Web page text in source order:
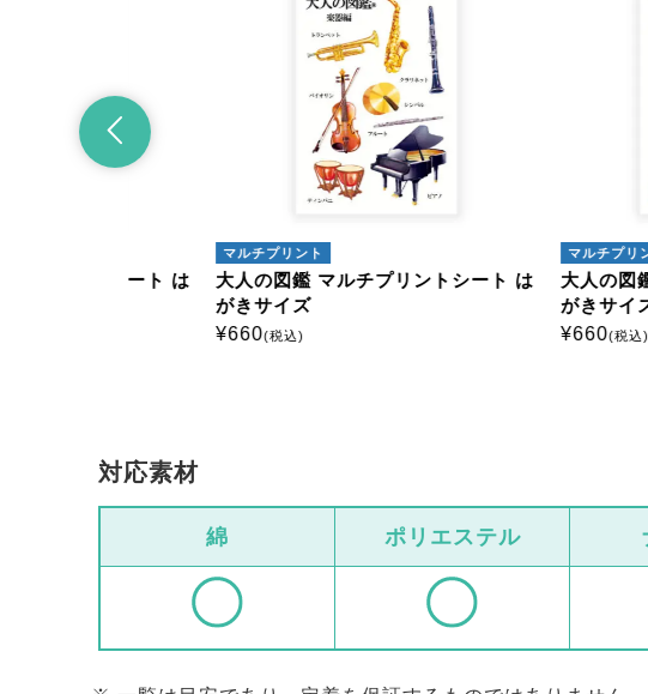
マルチプリント
大人の図鑑 マルチプリントシート は
がきサイズ
(税込)
マルチプリント
大人の図鑑 マルチ
がきサイズ
(税込)
対応素材
綿 ポリエステル